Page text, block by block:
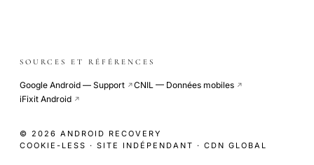
SOURCES ET RÉFÉRENCES
Google Android — Support ↗CNIL — Données mobiles ↗
iFixit Android ↗
© 2026 ANDROID RECOVERY
COOKIE-LESS · SITE INDÉPENDANT · CDN GLOBAL